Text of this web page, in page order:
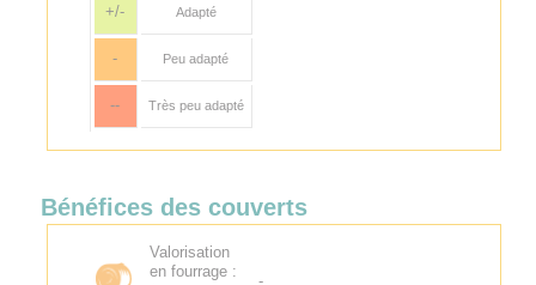
+/- Adapté
- Peu adapté
-- Très peu adapté
Bénéfices des couverts
Valorisation
en fourrage :
-